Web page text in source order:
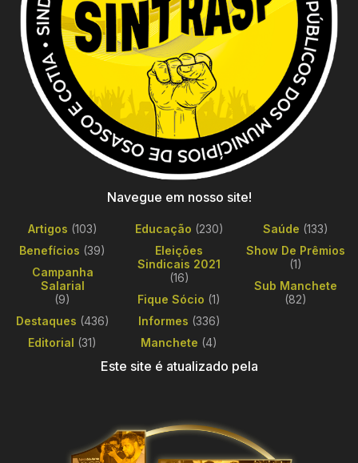
Navegue em nosso site!
Artigos (103)
Benefícios (39)
Campanha
Salarial
(9)
Destaques (436)
Editorial (31)
Educação (230)
Eleições
Sindicais 2021
(16)
Fique Sócio (1)
Informes (336)
Manchete (4)
Saúde (133)
Show De Prêmios
(1)
Sub Manchete
(82)
Este site é atualizado pela